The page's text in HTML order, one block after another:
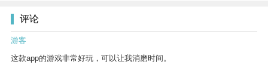
评论
游客
这款app的游戏非常好玩，可以让我消磨时间。